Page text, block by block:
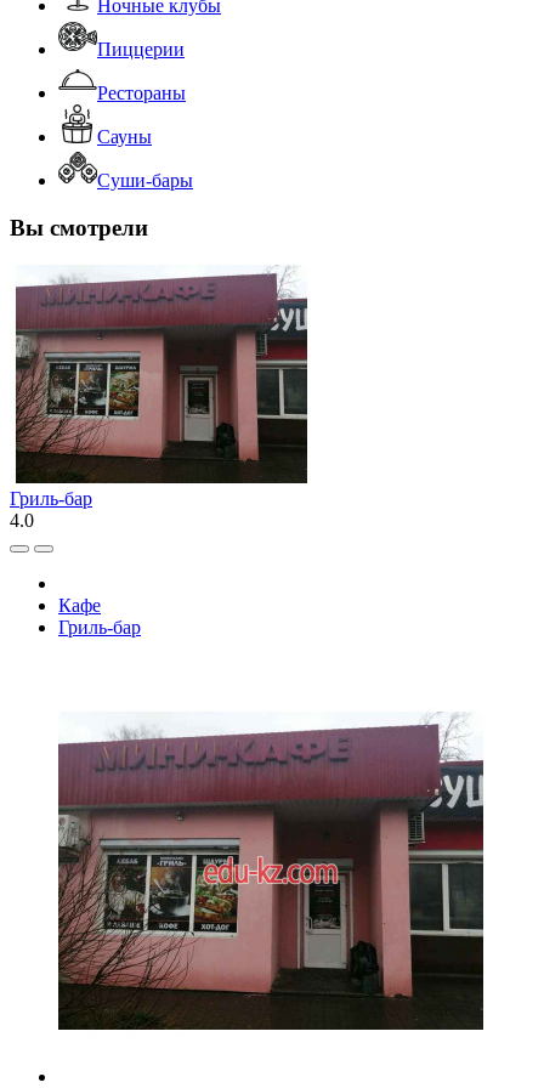
Ночные клубы
Пиццерии
Рестораны
Сауны
Суши-бары
Вы смотрели
Гриль-бар
4.0
Кафе
Гриль-бар